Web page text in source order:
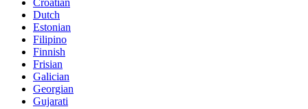
Croatian
Dutch
Estonian
Filipino
Finnish
Frisian
Galician
Georgian
Gujarati